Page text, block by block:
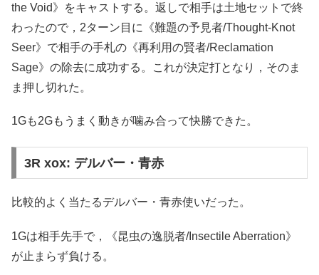
the Void》をキャストする。返しで相手は土地セットで終
わったので，2ターン目に《難題の予見者/Thought-Knot
Seer》で相手の手札の《再利用の賢者/Reclamation
Sage》の除去に成功する。これが決定打となり，そのま
ま押し切れた。
1Gも2Gもうまく動きが噛み合って快勝できた。
3R xox: デルバー・青赤
比較的よく当たるデルバー・青赤使いだった。
1Gは相手先手で，《昆虫の逸脱者/Insectile Aberration》
が止まらず負ける。